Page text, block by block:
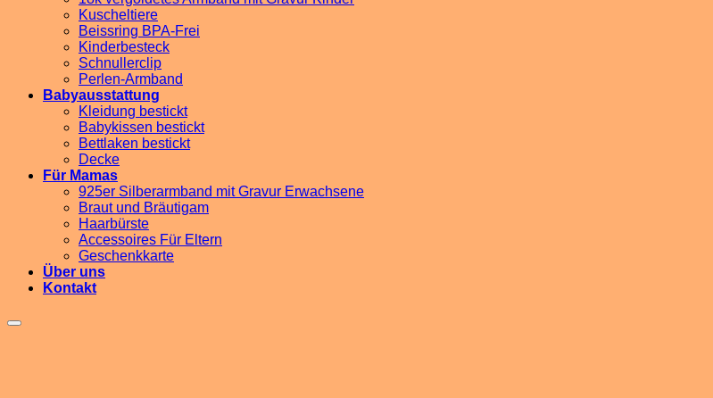
Kuscheltiere
Beissring BPA-Frei
Kinderbesteck
Schnullerclip
Perlen-Armband
Babyausstattung
Kleidung bestickt
Babykissen bestickt
Bettlaken bestickt
Decke
Für Mamas
925er Silberarmband mit Gravur Erwachsene
Braut und Bräutigam
Haarbürste
Accessoires Für Eltern
Geschenkkarte
Über uns
Kontakt